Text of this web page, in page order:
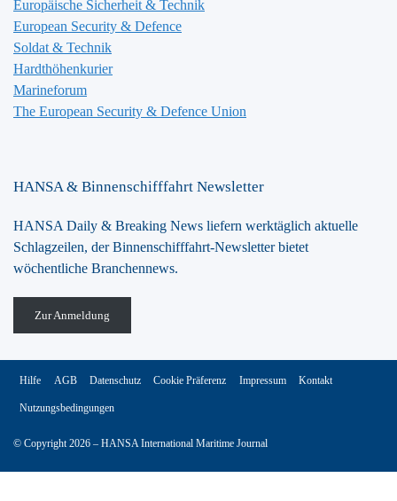
Europäische Sicherheit & Technik
European Security & Defence
Soldat & Technik
Hardthöhenkurier
Marineforum
The European Security & Defence Union
HANSA & Binnenschifffahrt Newsletter
HANSA Daily & Breaking News liefern werktäglich aktuelle
Schlagzeilen, der Binnenschifffahrt-Newsletter bietet
wöchentliche Branchennews.
Zur Anmeldung
© Copyright 2026 – HANSA International Maritime Journal
Hilfe AGB Datenschutz Cookie Präferenz Impressum Kontakt
Nutzungsbedingungen